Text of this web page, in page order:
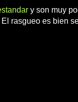
y son muy
rasgueo es bien